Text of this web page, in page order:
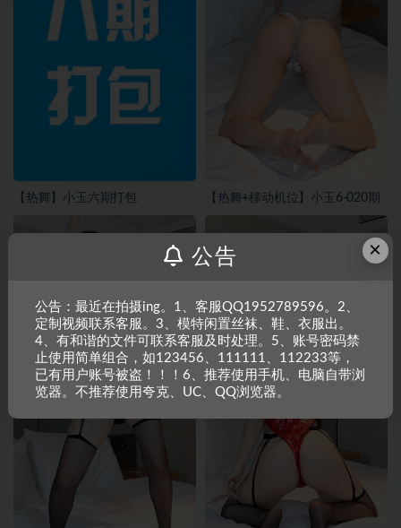
【热舞】小玉六期打包 【热舞+移动机位】小玉6-020期
×
公告
公告：最近在拍摄ing。1、客服QQ1952789596。2、
定制视频联系客服。3、模特闲置丝袜、鞋、衣服出。
4、有和谐的文件可联系客服及时处理。5、账号密码禁
止使用简单组合，如123456、111111、112233等，
已有用户账号被盗！！！6、推荐使用手机、电脑自带浏
览器。不推荐使用夸克、UC、QQ浏览器。